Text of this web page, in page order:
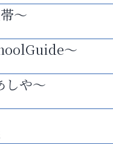
～
～
しや～